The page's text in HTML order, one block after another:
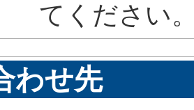
てください
わせ先